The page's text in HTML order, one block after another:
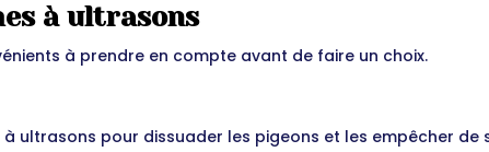
à ultrasons
à prendre en compte avant de faire un choix.
ultrasons pour dissuader les pigeons et les empêcher de